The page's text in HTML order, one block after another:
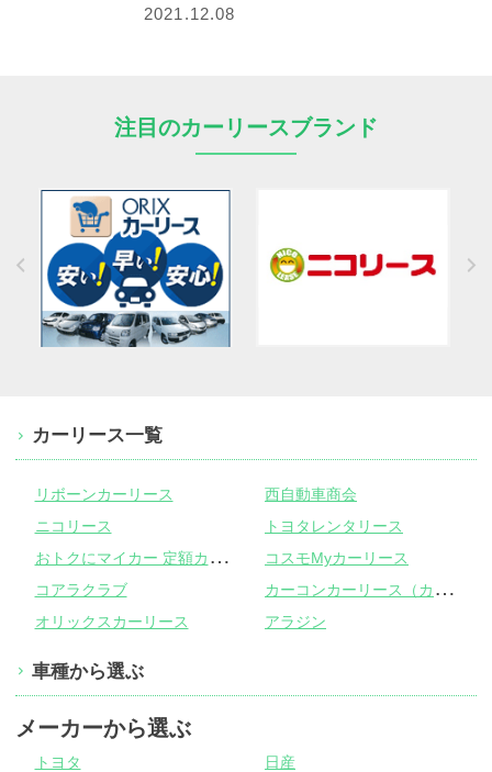
2021.12.08
注目のカーリースブランド
カーリース一覧
リボーンカーリース
西自動車商会
ニコリース
トヨタレンタリース
お
トクにマイカー 定額カルモくん
コスモMyカーリース
コアラクラブ
カ
ーコンカーリース（カーコンビニ倶楽部）
オリックスカーリース アラジン
車種から選ぶ
メーカーから選ぶ
トヨタ
日産